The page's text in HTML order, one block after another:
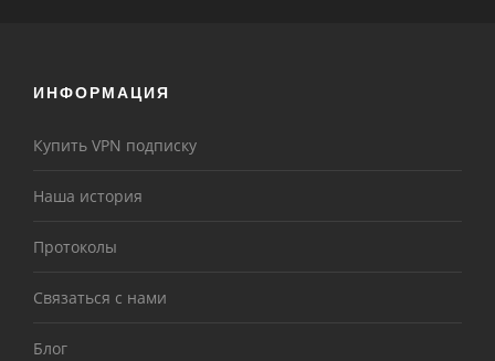
ИНФОРМАЦИЯ
Купить VPN подписку
Наша история
Протоколы
Связаться с нами
Блог